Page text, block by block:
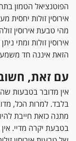
הפוטנציאל הטמון
אירוסין זולות יחסית
מהי טבעת אירוסין
אירוסין זולות ומתי
הזאת איננה חד
עם זאת,
אין מדובר בטבעות
בלבד. למרות הכל,
מתנה כזאת חייבת
בטבעת יקרה מדיי.